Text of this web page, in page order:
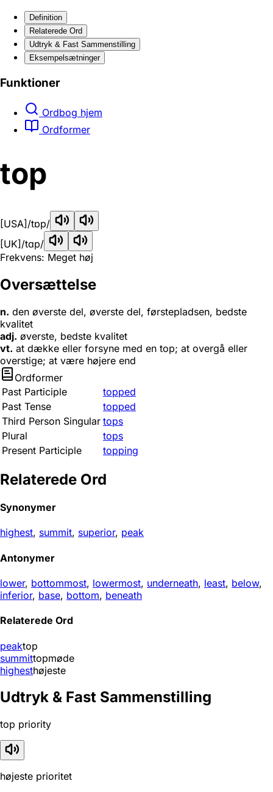
Definition
Relaterede Ord
Udtryk & Fast Sammenstilling
Eksempelsætninger
Funktioner
Ordbog hjem
Ordformer
top
[USA] /tɒp/
[UK] /tɑp/
Frekvens: Meget høj
Oversættelse
n. den øverste del, øverste del, førstepladsen, bedste
kvalitet
adj. øverste, bedste kvalitet
vt. at dække eller forsyne med en top; at overgå eller
overstige; at være højere end
Ordformer
Past Participle
topped
Past Tense
topped
Third Person Singular tops
Plural
tops
Present Participle
topping
Relaterede Ord
Synonymer
highest, summit, superior, peak
Antonymer
lower, bottommost, lowermost, underneath, least, below,
inferior, base, bottom, beneath
Relaterede Ord
peaktop
summittopmøde
highesthøjeste
Udtryk & Fast Sammenstilling
top priority
højeste prioritet